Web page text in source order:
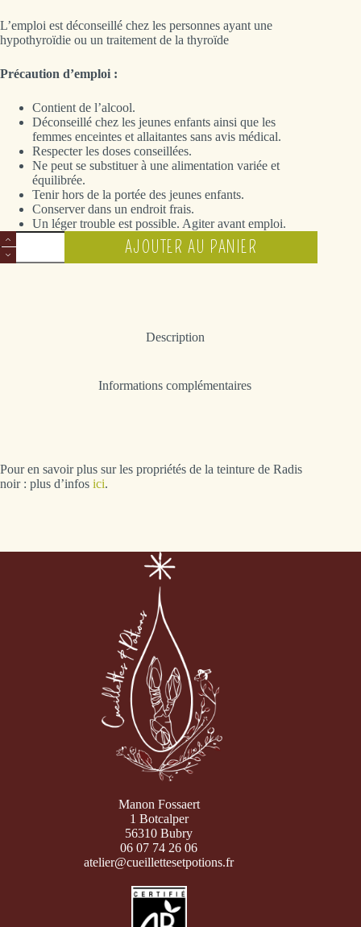
L’emploi est déconseillé chez les personnes ayant une
hypothyroïdie ou un traitement de la thyroïde
Précaution d’emploi :
Contient de l’alcool.
Déconseillé chez les jeunes enfants ainsi que les
femmes enceintes et allaitantes sans avis médical.
Respecter les doses conseillées.
Ne peut se substituer à une alimentation variée et
équilibrée.
Tenir hors de la portée des jeunes enfants.
Conserver dans un endroit frais.
Un léger trouble est possible. Agiter avant emploi.
quantité
de
Radis
AJOUTER AU PANIER
Description
Informations complémentaires
Pour en savoir plus sur les propriétés de la teinture de Radis
noir : plus d’infos ici.
Manon Fossaert
1 Botcalper
56310 Bubry
06 07 74 26 06
atelier@cueillettesetpotions.fr